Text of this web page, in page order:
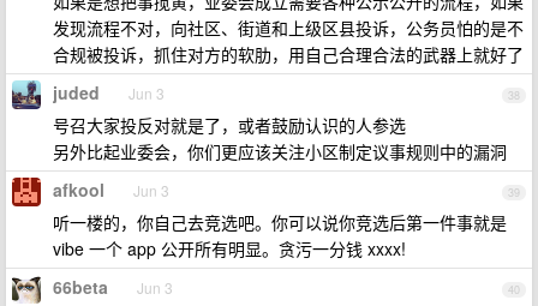
发现流程不对，向社区、街道和上级区县投诉，公务员怕的是不
合规被投诉，抓住对方的软肋，用自己合理合法的武器上就好了
38
juded Jun 3
号召大家投反对就是了，或者鼓励认识的人参选
另外比起业委会，你们更应该关注小区制定议事规则中的漏洞
39
afkool Jun 3
听一楼的，你自己去竞选吧。你可以说你竞选后第一件事就是
vibe 一个 app 公开所有明显。贪污一分钱 xxxx!
40
66beta Jun 3